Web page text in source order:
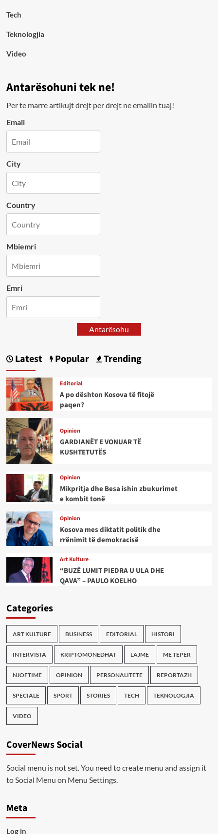
Tech
Teknologjia
Video
Antarësohuni tek ne!
Per te marre artikujt drejt per drejt ne emailin tuaj!
Email
City
Country
Mbiemri
Emri
Antarësohu
Latest Popular Trending
Editorial
A po dështon Kosova të fitojë
paqen?
Opinion
GARDIANËT E VONUAR TË
KUSHTETUTËS
Opinion
Mikpritja dhe Besa ishin zbukurimet
e kombit tonë
Opinion
Kosova mes diktatit politik dhe
rrënimit të demokracisë
Art Kulture
“BUZË LUMIT PIEDRA U ULA DHE
QAVA” – PAULO KOELHO
Categories
ART KULTURE BUSINESS EDITORIAL HISTORI
INTERVISTA KRIPTOMONEDHAT LAJME ME TEPER
NJOFTIME OPINION PERSONALITETE REPORTAZH
SPECIALE SPORT STORIES TECH TEKNOLOGJIA
VIDEO
CoverNews Social
Social menu is not set. You need to create menu and assign it
to Social Menu on Menu Settings.
Meta
Log in